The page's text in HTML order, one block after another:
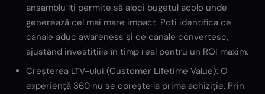
ansamblu îți permite să aloci bugetul acolo unde
generează cel mai mare impact. Poți identifica ce
canale aduc awareness și ce canale convertesc,
ajustând investițiile în timp real pentru un ROI maxim.
Creșterea LTV-ului (Customer Lifetime Value): O
experiență 360 nu se oprește la prima achiziție. Prin